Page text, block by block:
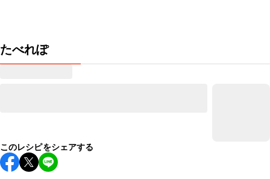
たべれぽ
このレシピをシェアする